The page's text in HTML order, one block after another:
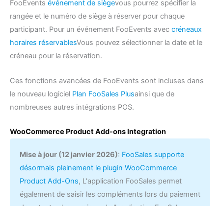
FooEvents événement de siègevous pourrez spécifier la
rangée et le numéro de siège à réserver pour chaque
participant. Pour un événement FooEvents avec créneaux
horaires réservablesVous pouvez sélectionner la date et le
créneau pour la réservation.
Ces fonctions avancées de FooEvents sont incluses dans
le nouveau logiciel Plan FooSales Plusainsi que de
nombreuses autres intégrations POS.
WooCommerce Product Add-ons Integration
Mise à jour (12 janvier 2026): FooSales supporte
désormais pleinement le plugin WooCommerce
Product Add-Ons, L'application FooSales permet
également de saisir les compléments lors du paiement